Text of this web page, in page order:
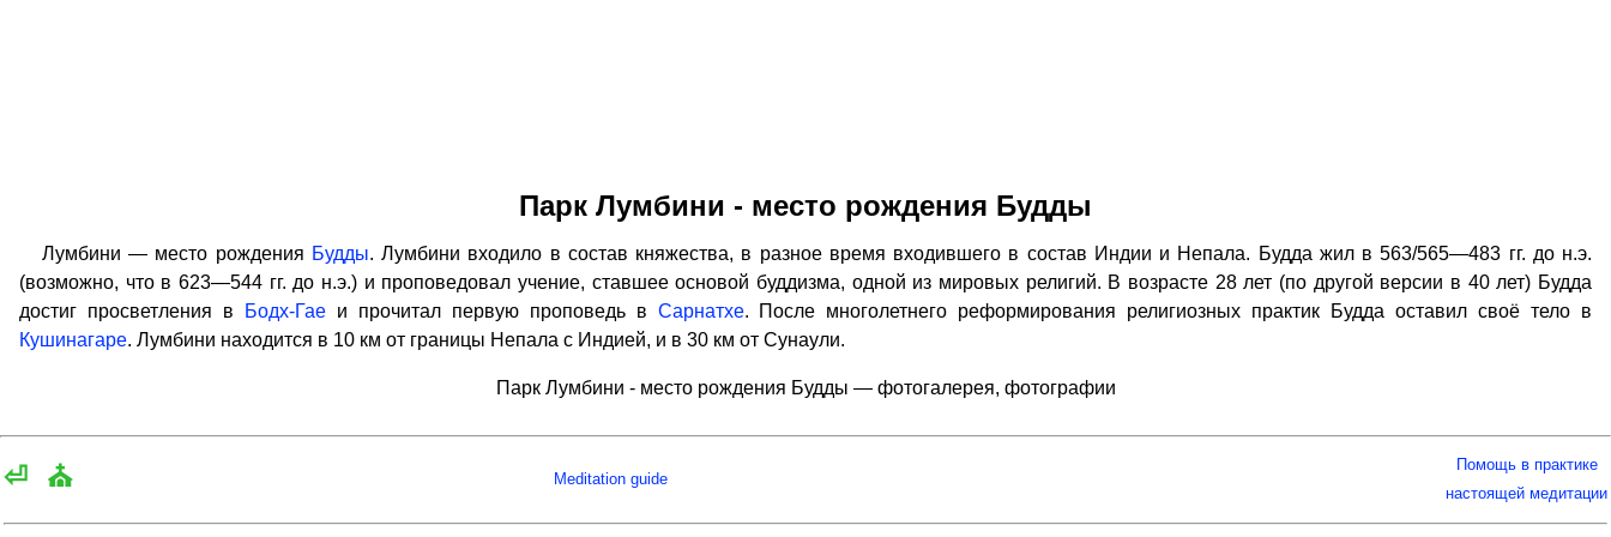
Парк Лумбини - место рождения Будды
Лумбини — место рождения Будды. Лумбини входило в состав княжества, в разное время входившего в состав Индии и Непала. Будда жил в 563/565—483 гг. до н.э.
(возможно, что в 623—544 гг. до н.э.) и проповедовал учение, ставшее основой буддизма, одной из мировых религий. В возрасте 28 лет (по другой версии в 40 лет) Будда
достиг просветления в
Бодх-Гаеи прочитал первую проповедь в Сарнатхе. После многолетнего реформирования религиозных практик Будда оставил своё тело в
Кушинагаре. Лумбини находится в 10 км от границы Непала с Индией, и в 30 км от Сунаули.
Парк Лумбини - место рождения Будды — фотогалерея, фотографии
⏎ ⛪ Meditation guide
Помощь в практике
настоящей медитации